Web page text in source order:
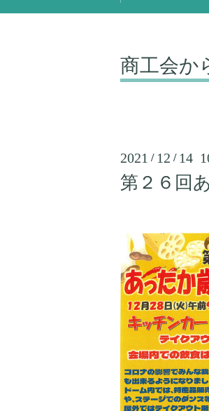
商工会か
2021 / 12 / 14
第２６回